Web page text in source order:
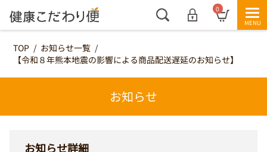
0
TOP / お知らせ一覧 /
【令和８年熊本地震の影響による商品配送遅延のお知らせ】
お知らせ
お知らせ詳細